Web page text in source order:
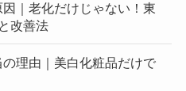
｜老化だけじゃない！東
改善法
理由｜美白化粧品だけで